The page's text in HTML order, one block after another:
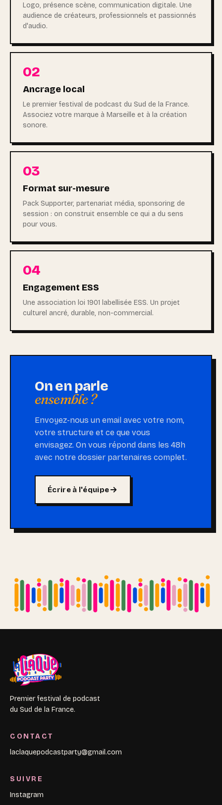
Logo, présence scène, communication digitale. Une
audience de créateurs, professionnels et passionnés
d'audio.
02
Ancrage local
Le premier festival de podcast du Sud de la France.
Associez votre marque à Marseille et à la création
sonore.
03
Format sur-mesure
Pack Supporter, partenariat média, sponsoring de
session : on construit ensemble ce qui a du sens
pour vous.
04
Engagement ESS
Une association loi 1901 labellisée ESS. Un projet
culturel ancré, durable, non-commercial.
On en parle
ensemble ?
Envoyez-nous un email avec votre nom,
votre structure et ce que vous
envisagez. On vous répond dans les 48h
avec notre dossier partenaires complet.
Écrire à l'équipe
Premier festival de podcast
du Sud de la France.
CONTACT
laclaquepodcastparty@gmail.com
SUIVRE
Instagram